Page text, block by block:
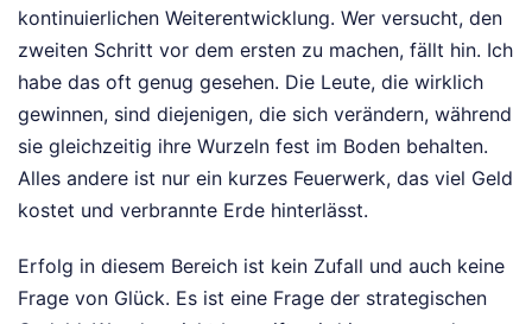
kontinuierlichen Weiterentwicklung. Wer versucht, den
zweiten Schritt vor dem ersten zu machen, fällt hin. Ich
habe das oft genug gesehen. Die Leute, die wirklich
gewinnen, sind diejenigen, die sich verändern, während
sie gleichzeitig ihre Wurzeln fest im Boden behalten.
Alles andere ist nur ein kurzes Feuerwerk, das viel Geld
kostet und verbrannte Erde hinterlässt.
Erfolg in diesem Bereich ist kein Zufall und auch keine
Frage von Glück. Es ist eine Frage der strategischen